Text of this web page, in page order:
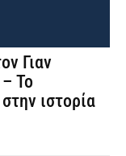
Γιαν
Το
ιστορία